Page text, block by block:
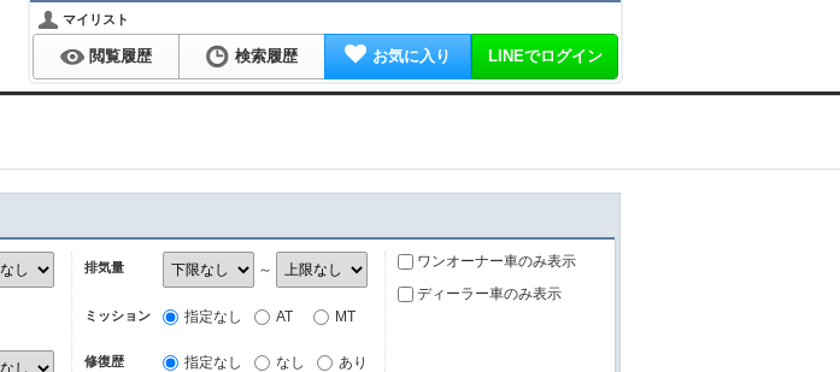
マイリスト
閲覧履歴 検索履歴 お気に入り LINEでログイン
排気量 ～
ミッション 指定なし AT MT
修復歴 指定なし なし あり
ワンオーナー車のみ表示
ディーラー車のみ表示